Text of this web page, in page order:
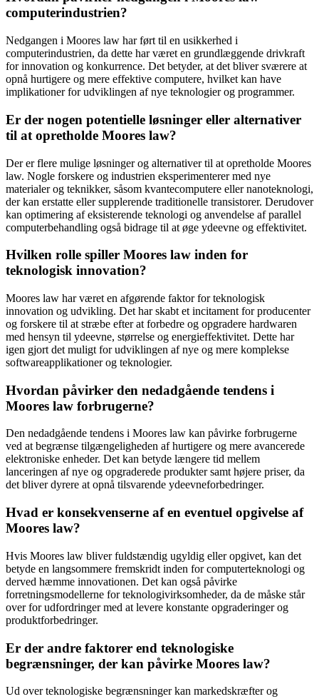
computerindustrien?
Nedgangen i Moores law har ført til en usikkerhed i
computerindustrien, da dette har været en grundlæggende drivkraft
for innovation og konkurrence. Det betyder, at det bliver sværere at
opnå hurtigere og mere effektive computere, hvilket kan have
implikationer for udviklingen af nye teknologier og programmer.
Er der nogen potentielle løsninger eller alternativer
til at opretholde Moores law?
Der er flere mulige løsninger og alternativer til at opretholde Moores
law. Nogle forskere og industrien eksperimenterer med nye
materialer og teknikker, såsom kvantecomputere eller nanoteknologi,
der kan erstatte eller supplerende traditionelle transistorer. Derudover
kan optimering af eksisterende teknologi og anvendelse af parallel
computerbehandling også bidrage til at øge ydeevne og effektivitet.
Hvilken rolle spiller Moores law inden for
teknologisk innovation?
Moores law har været en afgørende faktor for teknologisk
innovation og udvikling. Det har skabt et incitament for producenter
og forskere til at stræbe efter at forbedre og opgradere hardwaren
med hensyn til ydeevne, størrelse og energieffektivitet. Dette har
igen gjort det muligt for udviklingen af nye og mere komplekse
softwareapplikationer og teknologier.
Hvordan påvirker den nedadgående tendens i
Moores law forbrugerne?
Den nedadgående tendens i Moores law kan påvirke forbrugerne
ved at begrænse tilgængeligheden af hurtigere og mere avancerede
elektroniske enheder. Det kan betyde længere tid mellem
lanceringen af nye og opgraderede produkter samt højere priser, da
det bliver dyrere at opnå tilsvarende ydeevneforbedringer.
Hvad er konsekvenserne af en eventuel opgivelse af
Moores law?
Hvis Moores law bliver fuldstændig ugyldig eller opgivet, kan det
betyde en langsommere fremskridt inden for computerteknologi og
derved hæmme innovationen. Det kan også påvirke
forretningsmodellerne for teknologivirksomheder, da de måske står
over for udfordringer med at levere konstante opgraderinger og
produktforbedringer.
Er der andre faktorer end teknologiske
begrænsninger, der kan påvirke Moores law?
Ud over teknologiske begrænsninger kan markedskræfter og